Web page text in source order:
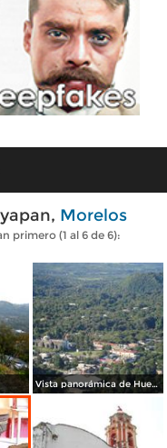
Morelos
primero (1 al 6 de 6):
Vista panorámica de Hueyapan